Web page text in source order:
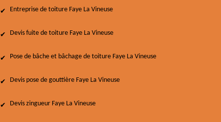
Entreprise de toiture Faye La Vineuse
Devis fuite de toiture Faye La Vineuse
Pose de bâche et bâchage de toiture Faye La Vineuse
Devis pose de gouttière Faye La Vineuse
Devis zingueur Faye La Vineuse